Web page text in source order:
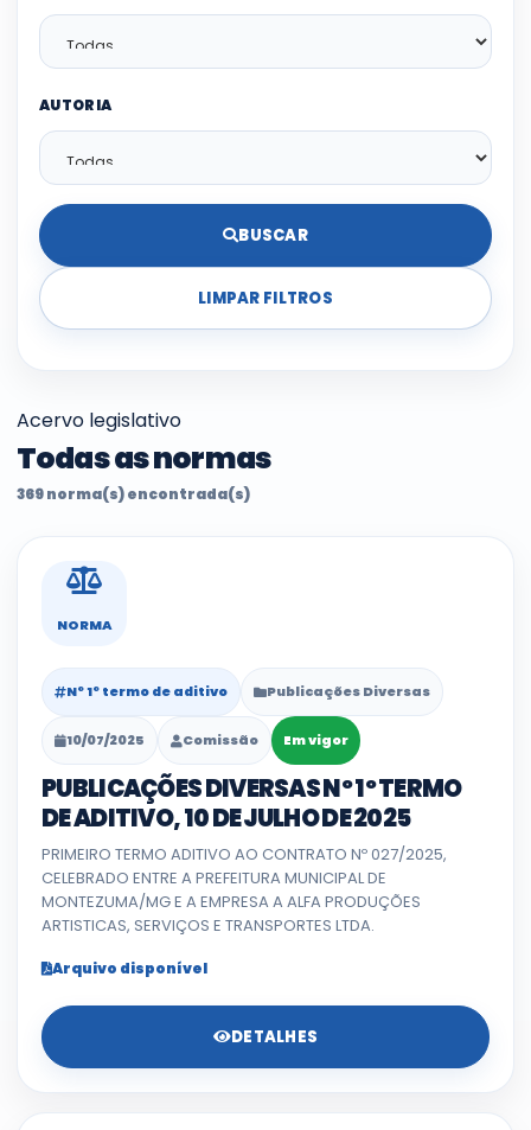
AUTORIA
BUSCAR
LIMPAR FILTROS
Acervo legislativo
Todas as normas
369 norma(s) encontrada(s)
NORMA
Nº 1º termo de aditivo Publicações Diversas
10/07/2025 Comissão Em vigor
PUBLICAÇÕES DIVERSAS Nº 1º TERMO
DE ADITIVO, 10 DE JULHO DE 2025
PRIMEIRO TERMO ADITIVO AO CONTRATO Nº 027/2025,
CELEBRADO ENTRE A PREFEITURA MUNICIPAL DE
MONTEZUMA/MG E A EMPRESA A ALFA PRODUÇÕES
ARTISTICAS, SERVIÇOS E TRANSPORTES LTDA.
Arquivo disponível
DETALHES